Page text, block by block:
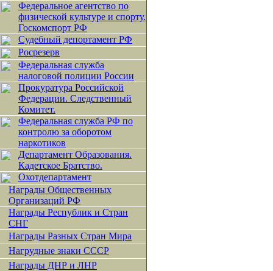
Федеральное агентство по
физической культуре и спорту.
Госкомспорт РФ
Судебный депортамент РФ
Росрезерв
Федеральная служба
налоговой полиции России
Прокуратура Российской
Федерации. Следственный
Комитет.
Федеральная служба РФ по
контролю за оборотом
наркотиков
Департамент Образования.
Кадетское Братство.
Охотдепартамент
Награды Общественных
Организаций РФ
Награды Республик и Стран
СНГ
Награды Разных Стран Мира
Нагрудные знаки СССР
Награды ДНР и ЛНР